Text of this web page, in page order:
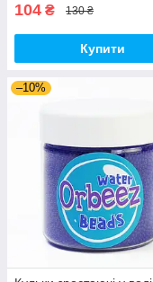
104 ₴ 130 ₴
Купити
–10%